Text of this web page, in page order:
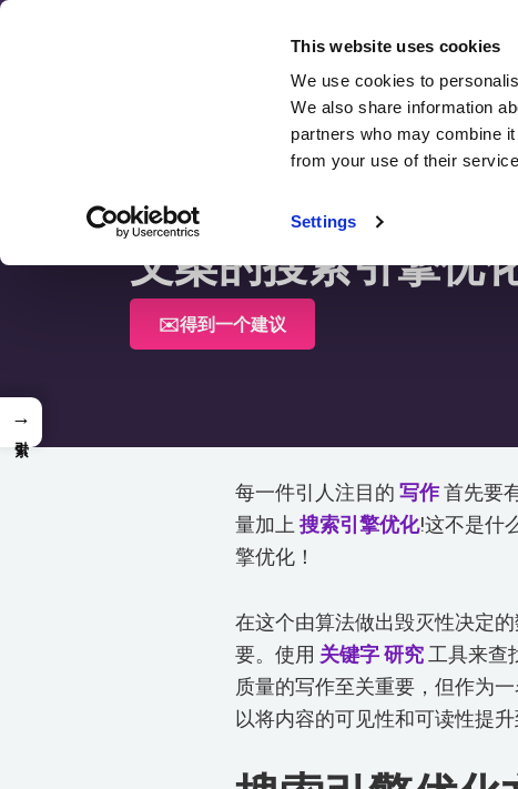
This website uses cookies
We use cookies to
We also share information
partners who may combine
from your use of their
Settings
跳
主页 > 文案的搜索引擎优化：权威指南
文案的搜索引擎优
✉️得到一个建议
每一件引人注目的 写作首先要
量加上 搜索引擎优化!这不是什
擎优化！
在这个由算法做出毁灭性决定
要。使用 关键字研究 工具来查
质量的写作至关重要，但作为
以将内容的可见性和可读性提升
→